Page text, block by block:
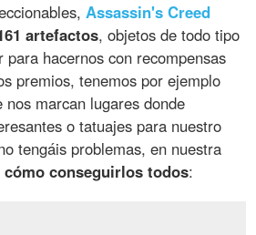
Assassin's Creed
artefactos, objetos de todo tipo
para hacernos con recompensas
premios, tenemos por ejemplo
nos marcan lugares donde
o tatuajes para nuestro
tengáis problemas, en nuestra
cómo conseguirlos todos: